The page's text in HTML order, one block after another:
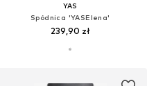
YAS
Spódnica 'YASElena'
239,90 zł